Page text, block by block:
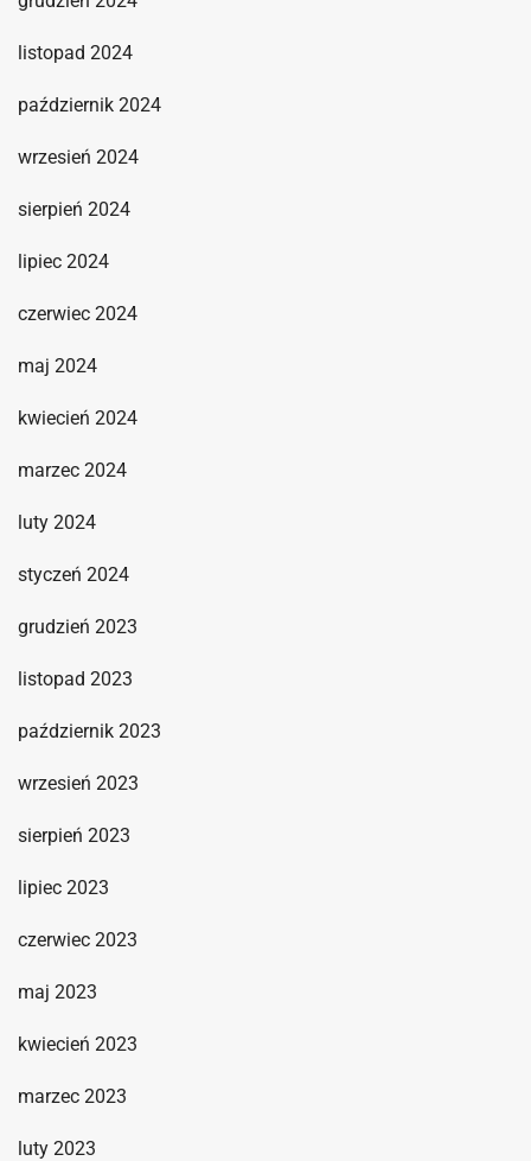
listopad 2024
październik 2024
wrzesień 2024
sierpień 2024
lipiec 2024
czerwiec 2024
maj 2024
kwiecień 2024
marzec 2024
luty 2024
styczeń 2024
grudzień 2023
listopad 2023
październik 2023
wrzesień 2023
sierpień 2023
lipiec 2023
czerwiec 2023
maj 2023
kwiecień 2023
marzec 2023
luty 2023